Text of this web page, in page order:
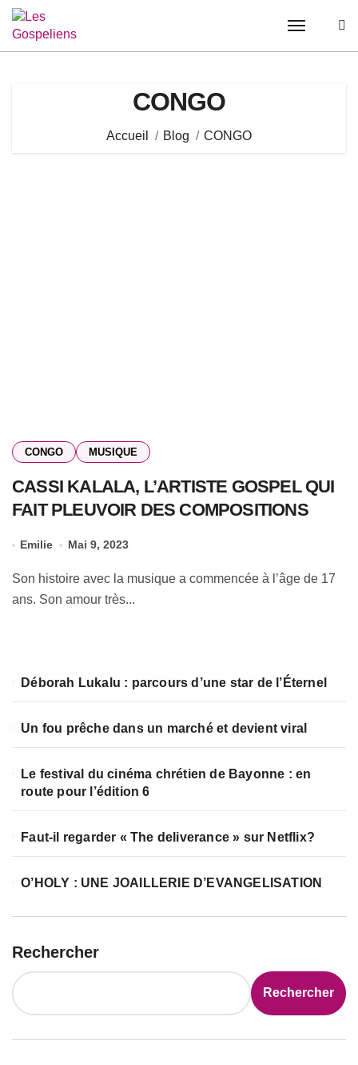
Passer
au
contenu
CONGO
Accueil Blog CONGO
CONGO MUSIQUE
CASSI KALALA, L’ARTISTE GOSPEL QUI
FAIT PLEUVOIR DES COMPOSITIONS
Emilie Mai 9, 2023
Son histoire avec la musique a commencée à l’âge de 17
ans. Son amour très...
Déborah Lukalu : parcours d’une star de l’Éternel
Un fou prêche dans un marché et devient viral
Le festival du cinéma chrétien de Bayonne : en
route pour l’édition 6
Faut-il regarder « The deliverance » sur Netflix?
O’HOLY : UNE JOAILLERIE D’EVANGELISATION
Rechercher
Rechercher